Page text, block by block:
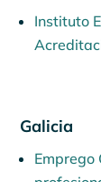
Instituto
Galicia
Emprego